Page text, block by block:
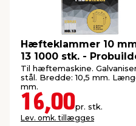
Hæfteklammer 10
13 1000 stk. -
Til hæftemaskine.
stål. Bredde: 10,5 mm.
mm.
16,00pr. stk.
Lev. omk. tillægges